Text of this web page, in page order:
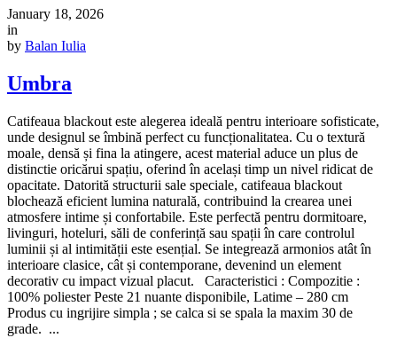
January 18, 2026
in
by Balan Iulia
Umbra
Catifeaua blackout este alegerea ideală pentru interioare sofisticate,
unde designul se îmbină perfect cu funcționalitatea. Cu o textură
moale, densă și fina la atingere, acest material aduce un plus de
distinctie oricărui spațiu, oferind în același timp un nivel ridicat de
opacitate. Datorită structurii sale speciale, catifeaua blackout
blochează eficient lumina naturală, contribuind la crearea unei
atmosfere intime și confortabile. Este perfectă pentru dormitoare,
livinguri, hoteluri, săli de conferință sau spații în care controlul
luminii și al intimității este esențial. Se integrează armonios atât în
interioare clasice, cât și contemporane, devenind un element
decorativ cu impact vizual placut. Caracteristici : Compozitie :
100% poliester Peste 21 nuante disponibile, Latime – 280 cm
Produs cu ingrijire simpla ; se calca si se spala la maxim 30 de
grade. ...